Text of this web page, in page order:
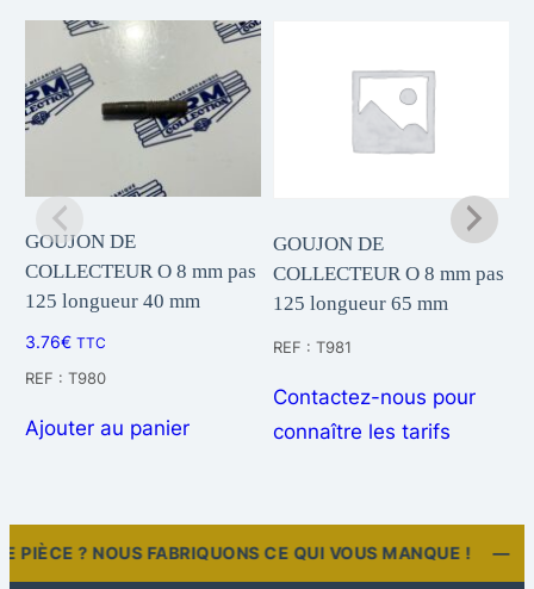
GOUJON DE
COLLECTEUR O 8 mm pas
125 longueur 40 mm
3.76€ TTC
REF : T980
Ajouter au panier
GOUJON DE
COLLECTEUR O 8 mm pas
125 longueur 65 mm
REF : T981
Contactez-nous pour
connaître les tarifs
PIÈCE ? NOUS FABRIQUONS CE QUI VOUS MANQUE ! —